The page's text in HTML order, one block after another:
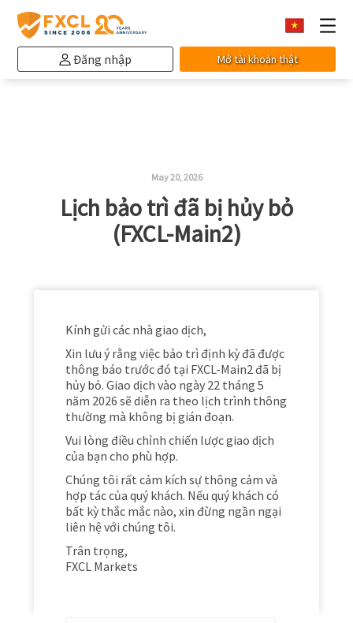
Đăng nhập Mở tài khoản thật
May 20, 2026
Lịch bảo trì đã bị hủy bỏ
(FXCL-Main2)
Kính gửi các nhà giao dịch,
Xin lưu ý rằng việc bảo trì định kỳ đã được
thông báo trước đó tại FXCL-Main2 đã bị
hủy bỏ. Giao dịch vào ngày 22 tháng 5
năm 2026 sẽ diễn ra theo lịch trình thông
thường mà không bị gián đoạn.
Vui lòng điều chỉnh chiến lược giao dịch
của bạn cho phù hợp.
Chúng tôi rất cảm kích sự thông cảm và
hợp tác của quý khách. Nếu quý khách có
bất kỳ thắc mắc nào, xin đừng ngần ngại
liên hệ với chúng tôi.
Trân trọng,
FXCL Markets